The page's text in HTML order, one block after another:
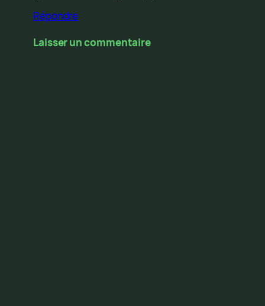
Répondre
Laisser un commentaire